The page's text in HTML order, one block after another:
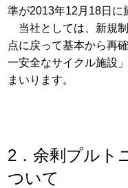
準が2013年12月18日に
当社としては、新規
点に戻って基本から再
一安全なサイクル施設
まいります。
2．余剰プルト
ついて